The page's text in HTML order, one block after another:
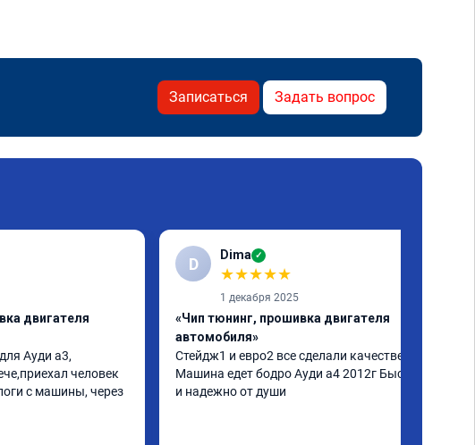
Записаться Задать вопрос
двигателя
Ауди а3,
человек
с машины, через
машинка по
D Dima ✓
★★★★★
1 декабря 2025
«Чип тюнинг, прошивка двигателя
автомобиля»
Стейдж1 и евро2 все сделали качественно.
Машина едет бодро Ауди а4 2012г Быстро
и надежно от души